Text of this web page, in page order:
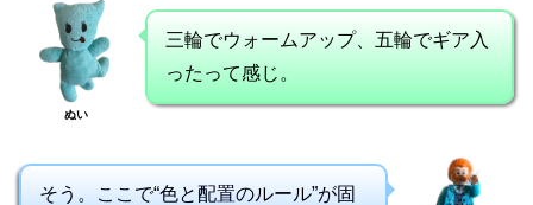
ぬい
三輪でウォームアップ、五輪でギア入
ったって感じ。
そう。ここで“色と配置のルール”が固